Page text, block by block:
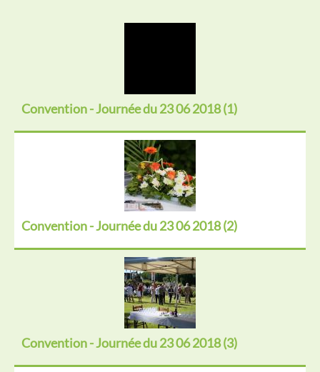
Convention - Journée du 23 06 2018 (1)
Convention - Journée du 23 06 2018 (2)
Convention - Journée du 23 06 2018 (3)